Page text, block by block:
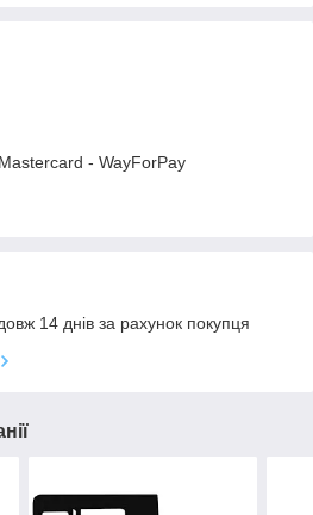
- WayForPay
14 днів за рахунок покупця